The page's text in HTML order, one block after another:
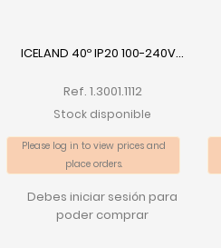
ICELAND 40º IP20 100-240V...
Ref. 1.3001.1112
Stock disponible
Please log in to view prices and
place orders.
Debes iniciar sesión para
poder comprar